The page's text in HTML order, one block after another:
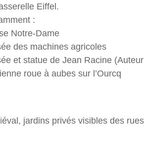
Eiffel.
:
Notre-Dame
des machines agricoles
et statue de Jean Racine
roue à aubes sur l’Ourcq
jardins privés visibles des